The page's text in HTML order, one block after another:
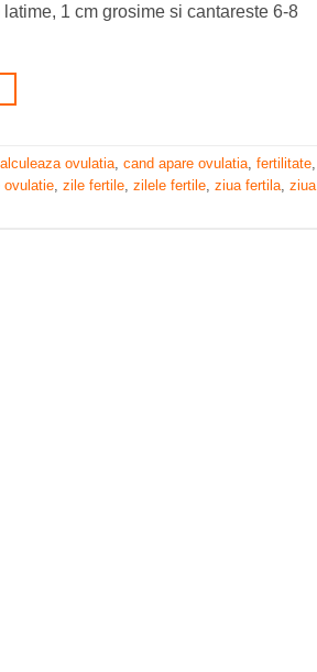
1 cm grosime si cantareste 6-8
ovulatia, cand apare ovulatia, fertilitate,
ovulatie, zile fertile, zilele fertile, ziua fertila, ziua